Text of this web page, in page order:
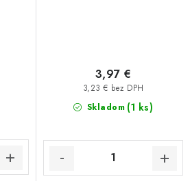
Skladom (1 ks)
3,23 € bez DPH
3,97 €